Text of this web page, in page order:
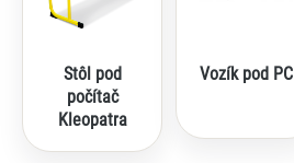
Stôl pod
počítač
Kleopatra
Vozík pod PC